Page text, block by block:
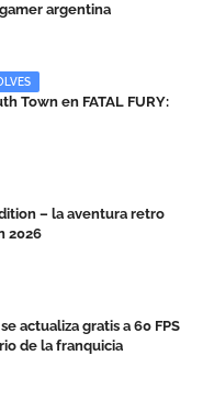
argentina
Town en FATAL FURY:
– la aventura retro
2026
actualiza gratis a 60 FPS
de la franquicia